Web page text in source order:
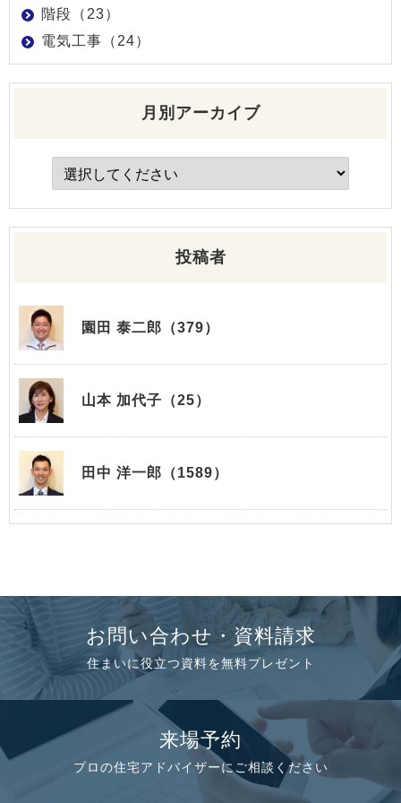
階段（23）
電気工事（24）
月別アーカイブ
投稿者
園田 泰二郎（379）
山本 加代子（25）
田中 洋一郎（1589）
お問い合わせ・資料請求
住まいに役立つ資料を無料プレゼント
来場予約
プロの住宅アドバイザーにご相談ください